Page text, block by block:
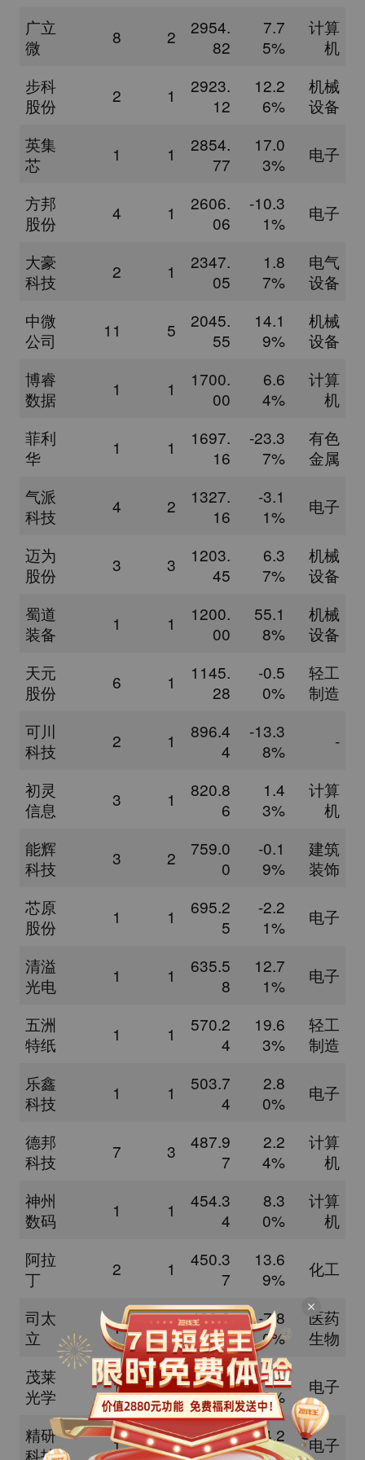
广立
微
8 2
2954.
82
7.7
5%
计算
机
步科
股份
2 1
2923.
12
12.2
6%
机械
设备
英集
芯
1 1
2854.
77
17.0
3%
电子
方邦
股份
4 1
2606.
06
-10.3
1%
电子
大豪
科技
2 1
2347.
05
1.8
7%
电气
设备
中微
公司
11 5
2045.
55
14.1
9%
机械
设备
博睿
数据
1 1
1700.
00
6.6
4%
计算
机
菲利
华
1 1
1697.
16
-23.3
7%
有色
金属
气派
科技
4 2
1327.
16
-3.1
1%
电子
迈为
股份
3 3
1203.
45
6.3
7%
机械
设备
蜀道
装备
1 1
1200.
00
55.1
8%
机械
设备
天元
股份
6 1
1145.
28
-0.5
0%
轻工
制造
可川
科技
2 1
896.4
4
-13.3
8%
-
初灵
信息
3 1
820.8
6
1.4
3%
计算
机
能辉
科技
3 2
759.0
0
-0.1
9%
建筑
装饰
芯原
股份
1 1
695.2
5
-2.2
1%
电子
清溢
光电
1 1
635.5
8
12.7
1%
电子
五洲
特纸
1 1
570.2
4
19.6
3%
轻工
制造
乐鑫
科技
1 1
503.7
4
2.8
0%
电子
德邦
科技
7 3
487.9
7
2.2
4%
计算
机
神州
数码
1 1
454.3
4
8.3
0%
计算
机
阿拉
丁
2 1
450.3
7
13.6
9%
化工
司太
立
1 1
432.3
2
-7.8
0%
医药
生物
茂莱
光学
1 1
307.5
0
-0.2
8%
电子
精研
科技
1 1
283.7
5
-24.2
1%
电子